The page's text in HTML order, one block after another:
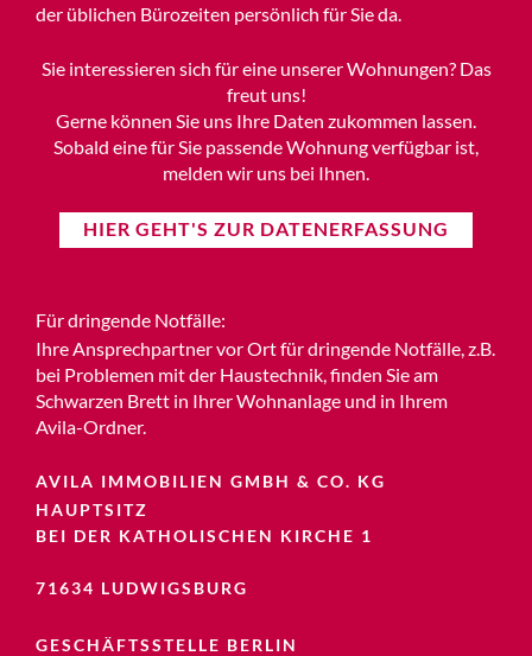
der üblichen Bürozeiten persönlich für Sie da.
Sie interessieren sich für eine unserer Wohnungen? Das
freut uns!
Gerne können Sie uns Ihre Daten zukommen lassen.
Sobald eine für Sie passende Wohnung verfügbar ist,
melden wir uns bei Ihnen.
HIER GEHT'S ZUR DATENERFASSUNG
Für dringende Notfälle:
Ihre Ansprechpartner vor Ort für dringende Notfälle, z.B.
bei Problemen mit der Haustechnik, finden Sie am
Schwarzen Brett in Ihrer Wohnanlage und in Ihrem
Avila-Ordner.
AVILA IMMOBILIEN GMBH & CO. KG
HAUPTSITZ
BEI DER KATHOLISCHEN KIRCHE 1
71634 LUDWIGSBURG
GESCHÄFTSSTELLE BERLIN